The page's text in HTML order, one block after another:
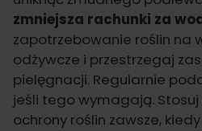
zmniejsza rachunki za
zapotrzebowanie roślin na
odżywcze i przestrzegaj
pielęgnacji. Regularnie
jeśli tego wymagają.
ochrony roślin zawsze,